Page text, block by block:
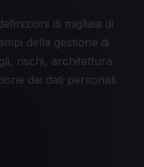
di migliaia di
della gestione di
rischi, architettura
dei dati personali.